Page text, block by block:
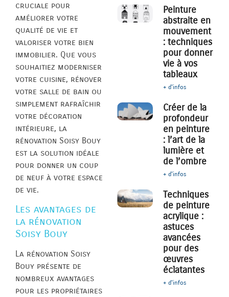
cruciale pour
améliorer votre
qualité de vie et
valoriser votre bien
immobilier. Que vous
souhaitiez moderniser
votre cuisine, rénover
votre salle de bain ou
simplement rafraîchir
votre décoration
intérieure, la
rénovation Soisy Bouy
est la solution idéale
pour donner un coup
de neuf à votre espace
de vie.
Les avantages de
la rénovation
Soisy Bouy
La rénovation Soisy
Bouy présente de
nombreux avantages
pour les propriétaires
Peinture
abstraite en
mouvement
: techniques
pour donner
vie à vos
tableaux
+ d'infos
Créer de la
profondeur
en peinture
: l’art de la
lumière et
de l’ombre
+ d'infos
Techniques
de peinture
acrylique :
astuces
avancées
pour des
œuvres
éclatantes
+ d'infos